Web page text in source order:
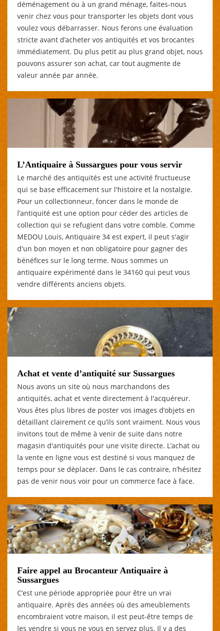
déménagement ou à un grand ménage, faites-nous
venir chez vous pour transporter les objets dont vous
voulez vous débarrasser. Nous ferons une évaluation
stricte avant d’acheter vos antiquités et vos brocantes
immédiatement. Du plus petit au plus grand objet, nous
pouvons assurer son achat, car tout augmente de
valeur année par année.
L’Antiquaire à Sussargues pour vous servir
Le marché des antiquités est une activité fructueuse
qui se base efficacement sur l'histoire et la nostalgie.
Pour un collectionneur, foncer dans le monde de
l’antiquité est une option pour céder des articles de
collection qui se refugient dans votre comble. Comme
MEDOU Louis, Antiquaire 34 est expert, il peut s'agir
d'un bon moyen et non obligatoire pour gagner des
bénéfices sur le long terme. Nous sommes un
antiquaire expérimenté dans le 34160 qui peut vous
vendre différents anciens objets.
Achat et vente d’antiquité sur Sussargues
Nous avons un site où nous marchandons des
antiquités, achat et vente directement à l'acquéreur.
Vous êtes plus libres de poster vos images d’objets en
détaillant clairement ce qu’ils sont vraiment. Nous vous
invitons tout de même à venir de suite dans notre
magasin d'antiquités pour une visite directe. L’achat ou
la vente en ligne vous est destiné si vous manquez de
temps pour se déplacer. Dans le cas contraire, n’hésitez
pas de venir nous voir pour un commerce face à face.
Faire appel au Brocanteur Antiquaire à
Sussargues
C’est une période appropriée pour être un vrai
antiquaire. Après des années où des ameublements
encombraient votre maison, il est peut-être temps de
les vendre si vous ne vous en servez plus. Il y a des